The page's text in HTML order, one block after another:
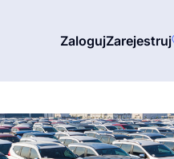
ZalogujZarejestruj